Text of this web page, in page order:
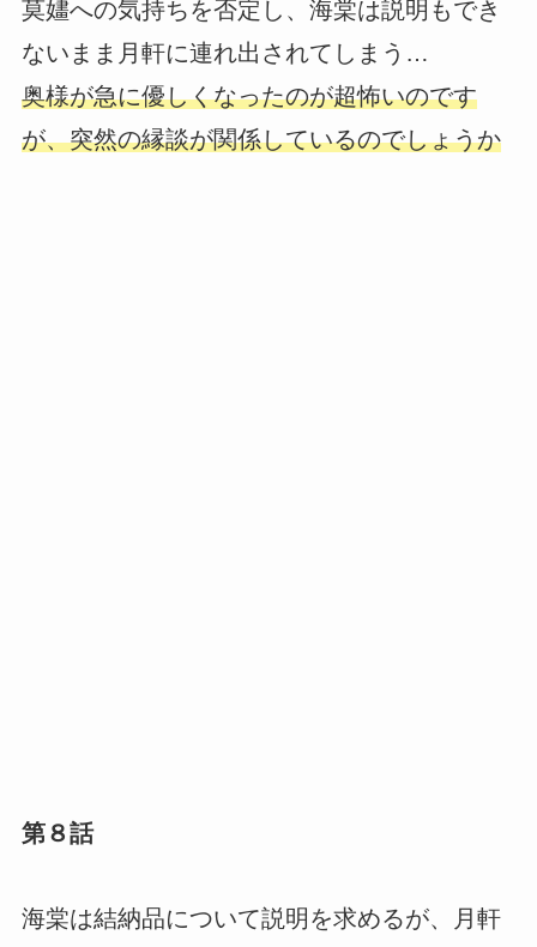
莫嫿への気持ちを否定し、海棠は説明もでき
ないまま月軒に連れ出されてしまう…
奥様が急に優しくなったのが超怖いのです
が、突然の縁談が関係しているのでしょうか
第８話
海棠は結納品について説明を求めるが、月軒